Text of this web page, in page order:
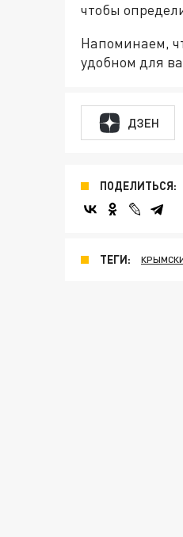
чтобы
Напоминаем,
удобном для
ДЗЕН
ПОДЕЛИТЬСЯ:
ТЕГИ: